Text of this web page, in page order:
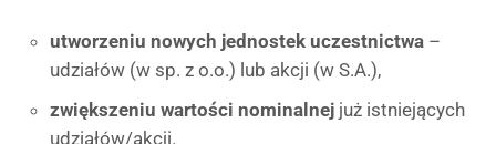
utworzeniu nowych jednostek uczestnictwa –
udziałów (w sp. z o.o.) lub akcji (w S.A.),
zwiększeniu wartości nominalnej już istniejących
udziałów/akcji.